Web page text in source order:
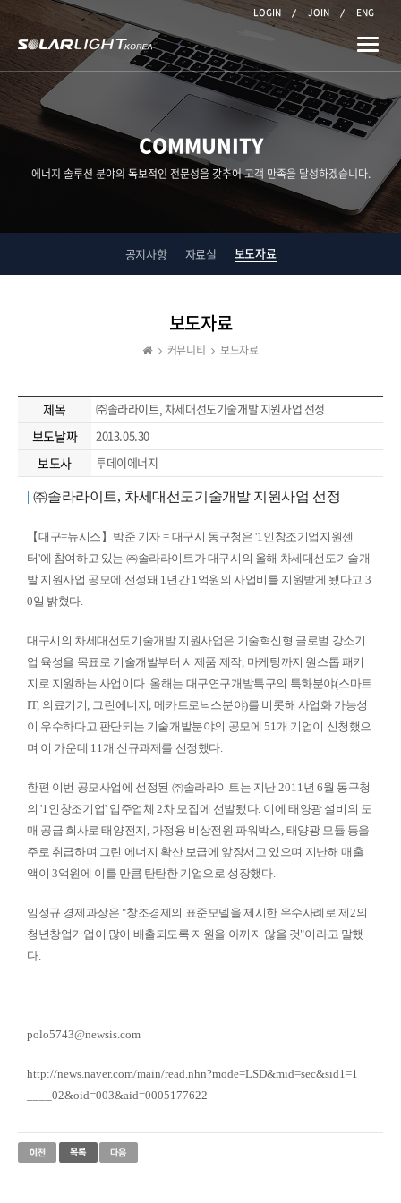
LOGIN JOIN ENG
Toggle
COMMUNITY
에너지 솔루션 분야의 독보적인 전문성을 갖추어 고객 만족을 달성하겠습니다.
공지사항 자료실 보도자료
보도자료
커뮤니티 보도자료
제목 ㈜솔라라이트, 차세대선도기술개발 지원사업 선정
보도날짜 2013.05.30
보도사 투데이에너지
| ㈜솔라라이트, 차세대선도기술개발 지원사업 선정
【대구=뉴시스 】 박준 기자 = 대구시 동구청은'1인창조기업지원센
터'에 참여하고 있는 ㈜솔라라이트가 대구시의 올해 차세대선도기술개
발 지원사업 공모에 선정돼 1년간 1억원의 사업비를 지원받게 됐다고 3
0일 밝혔다.
대구시의 차세대선도기술개발 지원사업은 기술혁신형 글로벌 강소기
업 육성을 목표로 기술개발부터 시제품 제작, 마케팅까지 원스톱 패키
지로 지원하는 사업이다. 올해는 대구연구개발특구의 특화분야(스마트
IT, 의료기기, 그린에너지,메카트로닉스분야)를 비롯해 사업화 가능성
이 우수하다고 판단되는 기술개발분야의 공모에 51개 기업이 신청했으
며 이 가운데 11개 신규과제를 선정했다.
한편 이번 공모사업에 선정된 ㈜솔라라이트는 지난 2011년 6월 동구청
의'1인창조기업' 입주업체2차 모집에 선발됐다. 이에 태양광 설비의 도
매 공급 회사로 태양전지 , 가정용 비상전원 파워박스, 태양광 모듈 등을
주로 취급하며 그린 에너지 확산 보급에 앞장서고 있으며 지난해 매출
액이 3억원에 이를 만큼 탄탄한 기업으로 성장했다.
임정규 경제과장은 "창조경제의 표준모델을 제시한 우수사례로 제2의
청년창업기업이 많이 배출되도록 지원을 아끼지 않을 것"이라고 말했
다.
polo5743@newsis.com
http://news.naver.com/main/read.nhn?mode=LSD&mid=sec&sid1=1__
____02&oid=003&aid=0005177622